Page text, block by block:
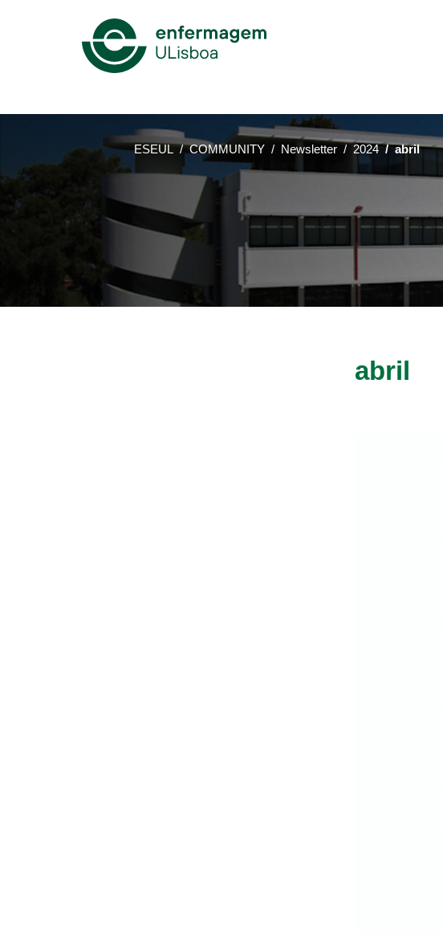
Menu
ESEUL COMMUNITY Newsletter 2024 abril
abril